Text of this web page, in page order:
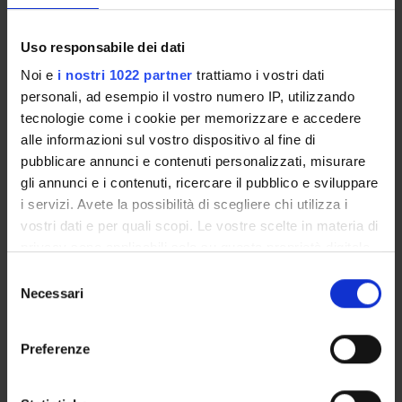
Uso responsabile dei dati
Noi e i nostri 1022 partner trattiamo i vostri dati
personali, ad esempio il vostro numero IP, utilizzando
tecnologie come i cookie per memorizzare e accedere
alle informazioni sul vostro dispositivo al fine di
pubblicare annunci e contenuti personalizzati, misurare
gli annunci e i contenuti, ricercare il pubblico e sviluppare
i servizi. Avete la possibilità di scegliere chi utilizza i
vostri dati e per quali scopi. Le vostre scelte in materia di
modificare o revocare il proprio consenso in qualsiasi
momento dalla Dichiarazione sui cookie o facendo clic
delNecessari
Preferenze
PUBBLICAZIONI
INCARICHI
GOVERNANCE
COMMISSIONI
STRUTTURE DEL DIPARTIMENTO